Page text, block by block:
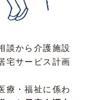
談から介護施設
宅サービス計画
療・福祉に係わ